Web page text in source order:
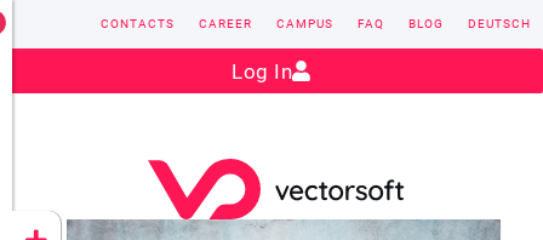
CONZEPT 16
Contact: sales@vectorsoft.de
CONTACTS CAREER CAMPUS FAQ BLOG DEUTSCH
Log In